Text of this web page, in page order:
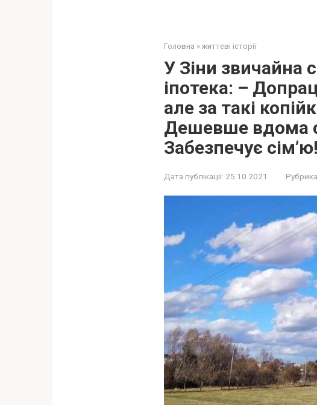
Головна » життєві історії
У Зіни звичайна
іпотека: –
але за такі
Дешевше вдома
Забезпечує сім’ю!
Дата публікації: 25.10.2021